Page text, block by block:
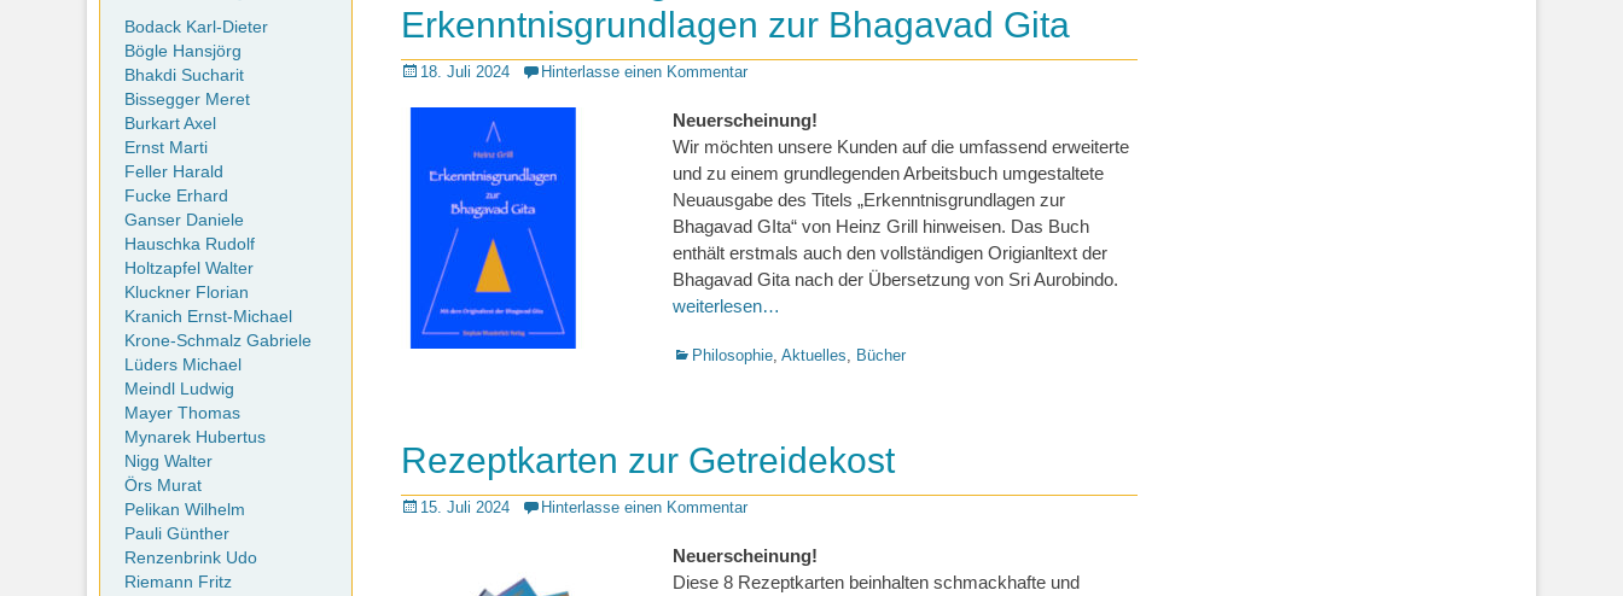
Erkenntnisgrundlagen zur Bhagavad Gita
Posted
18. Juli 2024 Hinterlasse einen Kommentar
Neuerscheinung!
Wir möchten unsere Kunden auf die umfassend erweiterte
und zu einem grundlegenden Arbeitsbuch umgestaltete
Neuausgabe des Titels „Erkenntnisgrundlagen zur
Bhagavad GIta“ von Heinz Grill hinweisen. Das Buch
enthält erstmals auch den vollständigen Origianltext der
Bhagavad Gita nach der Übersetzung von Sri Aurobindo.
weiterlesen…
Kategorien
Philosophie, Aktuelles, Bücher
Rezeptkarten zur Getreidekost
Posted
15. Juli 2024 Hinterlasse einen Kommentar
Neuerscheinung!
Diese 8 Rezeptkarten beinhalten schmackhafte und
Bodack Karl-Dieter
Bögle Hansjörg
Bhakdi Sucharit
Bissegger Meret
Burkart Axel
Ernst Marti
Feller Harald
Fucke Erhard
Ganser Daniele
Hauschka Rudolf
Holtzapfel Walter
Kluckner Florian
Kranich Ernst-Michael
Krone-Schmalz Gabriele
Lüders Michael
Meindl Ludwig
Mayer Thomas
Mynarek Hubertus
Nigg Walter
Örs Murat
Pelikan Wilhelm
Pauli Günther
Renzenbrink Udo
Riemann Fritz